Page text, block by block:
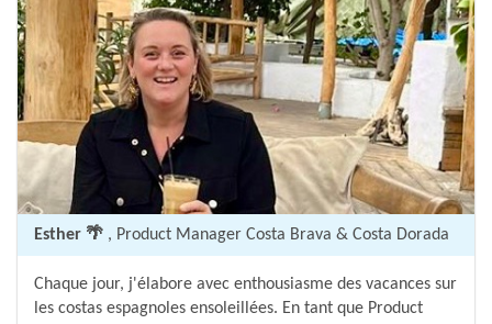
Esther 🌴 , Product Manager Costa Brava & Costa Dorada
Chaque jour, j'élabore avec enthousiasme des vacances sur
les costas espagnoles ensoleillées. En tant que Product